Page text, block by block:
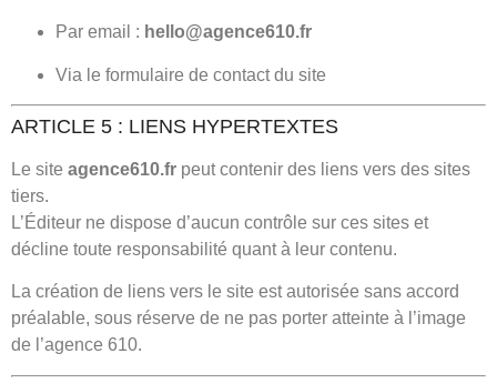
Par email : hello@agence610.fr
Via le formulaire de contact du site
ARTICLE 5 : LIENS HYPERTEXTES
Le site agence610.fr peut contenir des liens vers des sites
tiers.
L’Éditeur ne dispose d’aucun contrôle sur ces sites et
décline toute responsabilité quant à leur contenu.
La création de liens vers le site est autorisée sans accord
préalable, sous réserve de ne pas porter atteinte à l’image
de l’agence 610.